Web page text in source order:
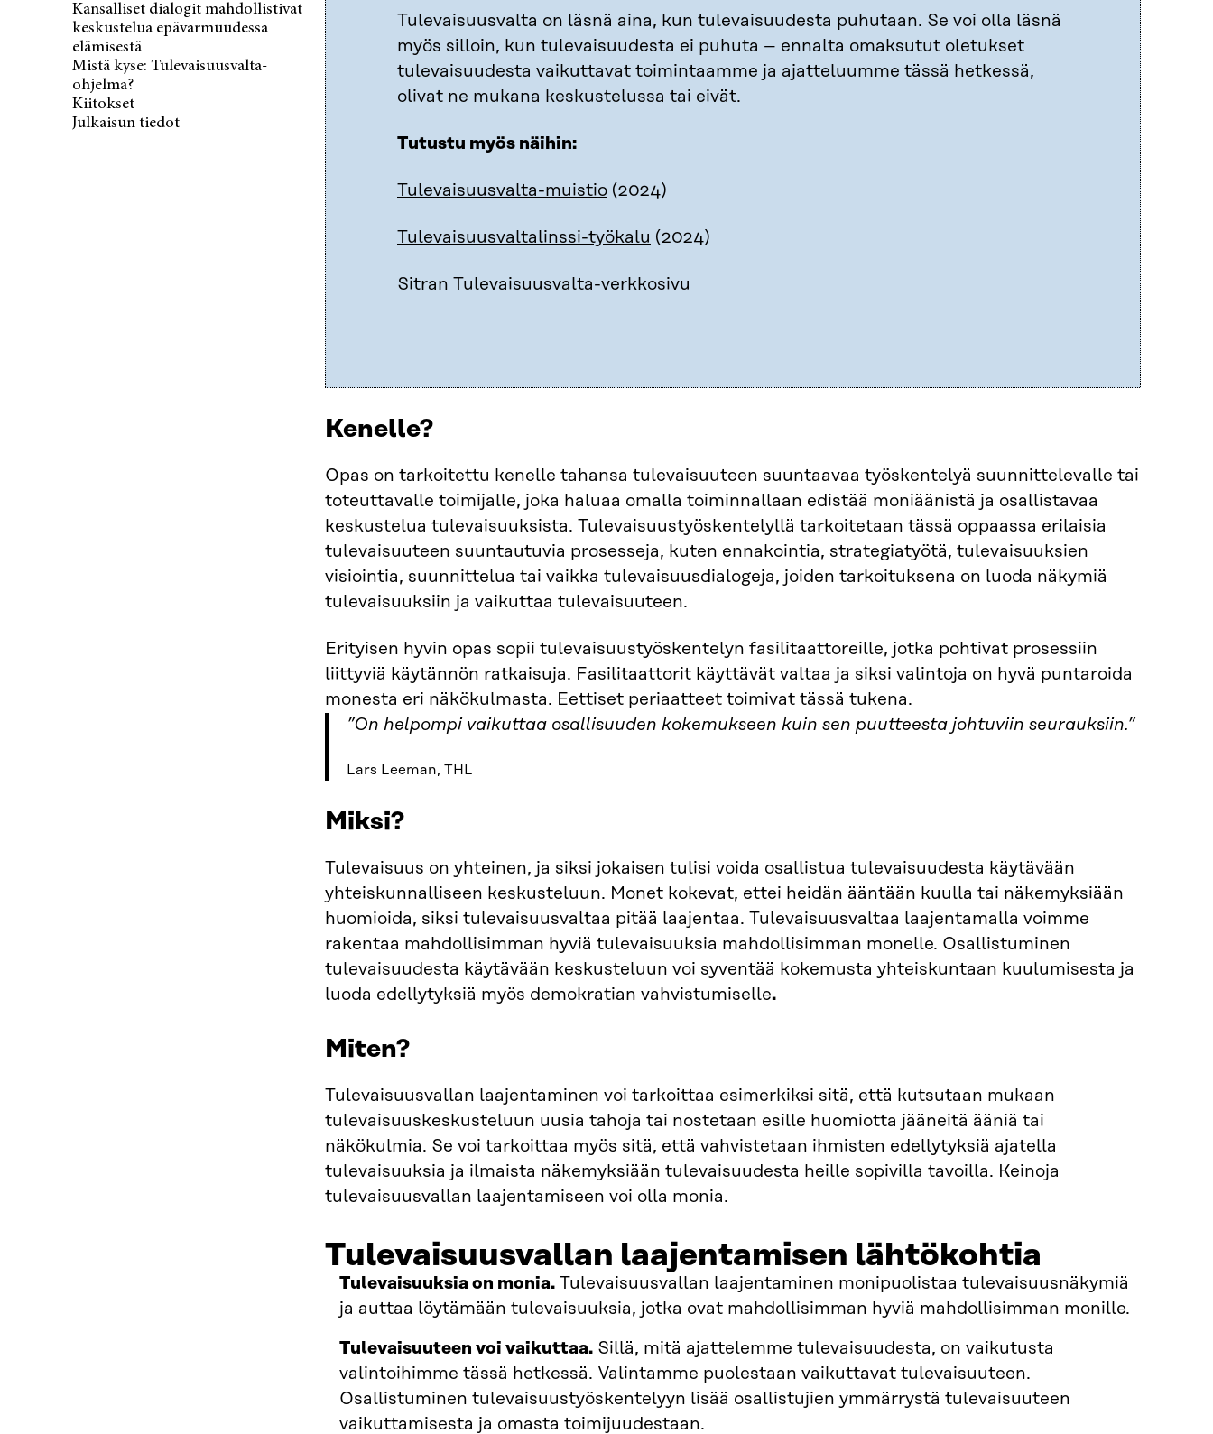
Kansalliset dialogit mahdollistivat
keskustelua epävarmuudessa
elämisestä
Mistä kyse: Tulevaisuusvalta-
ohjelma?
Kiitokset
Julkaisun tiedot
Tulevaisuusvalta on läsnä aina, kun tulevaisuudesta puhutaan. Se voi olla läsnä
myös silloin, kun tulevaisuudesta ei puhuta – ennalta omaksutut oletukset
tulevaisuudesta vaikuttavat toimintaamme ja ajatteluumme tässä hetkessä,
olivat ne mukana keskustelussa tai eivät.
Tutustu myös näihin:
Tulevaisuusvalta-muistio (2024)
Tulevaisuusvaltalinssi-työkalu (2024)
Sitran Tulevaisuusvalta-verkkosivu
Kenelle?
Opas on tarkoitettu kenelle tahansa tulevaisuuteen suuntaavaa työskentelyä suunnittelevalle tai
toteuttavalle toimijalle, joka haluaa omalla toiminnallaan edistää moniäänistä ja osallistavaa
keskustelua tulevaisuuksista. Tulevaisuustyöskentelyllä tarkoitetaan tässä oppaassa erilaisia
tulevaisuuteen suuntautuvia prosesseja, kuten ennakointia, strategiatyötä, tulevaisuuksien
visiointia, suunnittelua tai vaikka tulevaisuusdialogeja, joiden tarkoituksena on luoda näkymiä
tulevaisuuksiin ja vaikuttaa tulevaisuuteen.
Erityisen hyvin opas sopii tulevaisuustyöskentelyn fasilitaattoreille, jotka pohtivat prosessiin
liittyviä käytännön ratkaisuja. Fasilitaattorit käyttävät valtaa ja siksi valintoja on hyvä puntaroida
monesta eri näkökulmasta. Eettiset periaatteet toimivat tässä tukena.
”On helpompi vaikuttaa osallisuuden kokemukseen kuin sen puutteesta johtuviin seurauksiin.”
Lars Leeman, THL
Miksi?
Tulevaisuus on yhteinen, ja siksi jokaisen tulisi voida osallistua tulevaisuudesta käytävään
yhteiskunnalliseen keskusteluun. Monet kokevat, ettei heidän ääntään kuulla tai näkemyksiään
huomioida, siksi tulevaisuusvaltaa pitää laajentaa. Tulevaisuusvaltaa laajentamalla voimme
rakentaa mahdollisimman hyviä tulevaisuuksia mahdollisimman monelle. Osallistuminen
tulevaisuudesta käytävään keskusteluun voi syventää kokemusta yhteiskuntaan kuulumisesta ja
luoda edellytyksiä myös demokratian vahvistumiselle.
Miten?
Tulevaisuusvallan laajentaminen voi tarkoittaa esimerkiksi sitä, että kutsutaan mukaan
tulevaisuuskeskusteluun uusia tahoja tai nostetaan esille huomiotta jääneitä ääniä tai
näkökulmia. Se voi tarkoittaa myös sitä, että vahvistetaan ihmisten edellytyksiä ajatella
tulevaisuuksia ja ilmaista näkemyksiään tulevaisuudesta heille sopivilla tavoilla. Keinoja
tulevaisuusvallan laajentamiseen voi olla monia.
Tulevaisuusvallan laajentamisen lähtökohtia
Tulevaisuuksia on monia. Tulevaisuusvallan laajentaminen monipuolistaa tulevaisuusnäkymiä
ja auttaa löytämään tulevaisuuksia, jotka ovat mahdollisimman hyviä mahdollisimman monille.
Tulevaisuuteen voi vaikuttaa. Sillä, mitä ajattelemme tulevaisuudesta, on vaikutusta
valintoihimme tässä hetkessä. Valintamme puolestaan vaikuttavat tulevaisuuteen.
Osallistuminen tulevaisuustyöskentelyyn lisää osallistujien ymmärrystä tulevaisuuteen
vaikuttamisesta ja omasta toimijuudestaan.